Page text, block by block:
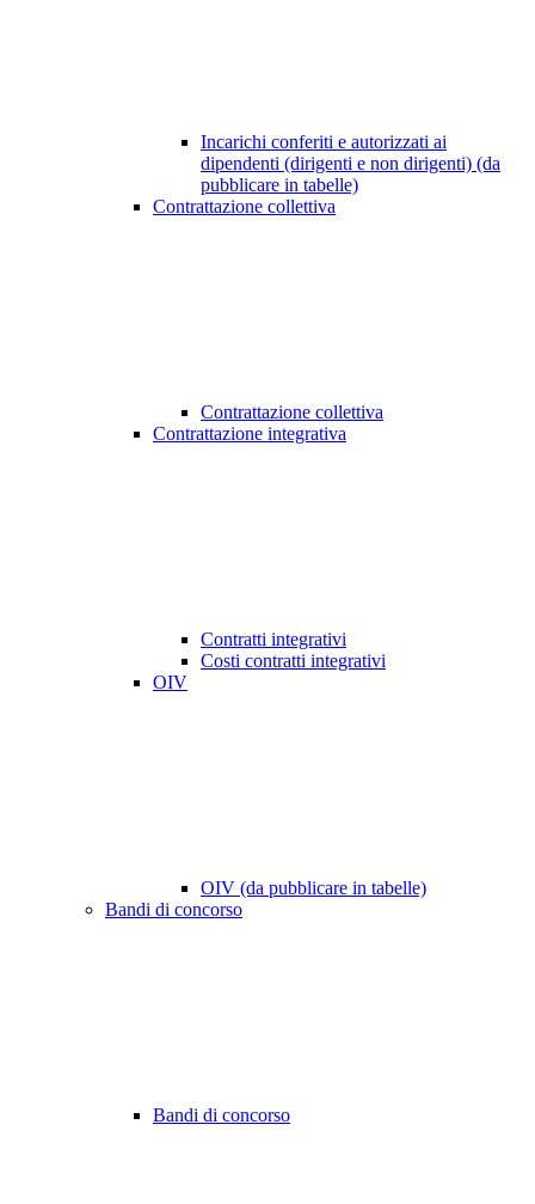
Incarichi conferiti e autorizzati ai
dipendenti (dirigenti e non dirigenti) (da
pubblicare in tabelle)
Contrattazione collettiva
Contrattazione collettiva
Contrattazione integrativa
Contratti integrativi
Costi contratti integrativi
OIV
OIV (da pubblicare in tabelle)
Bandi di concorso
Bandi di concorso